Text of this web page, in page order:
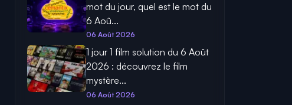
mot du jour, quel est le mot du
6 Aoû...
06 Août 2026
1 jour 1 film solution du 6 Août
2026 : découvrez le film
mystère...
06 Août 2026